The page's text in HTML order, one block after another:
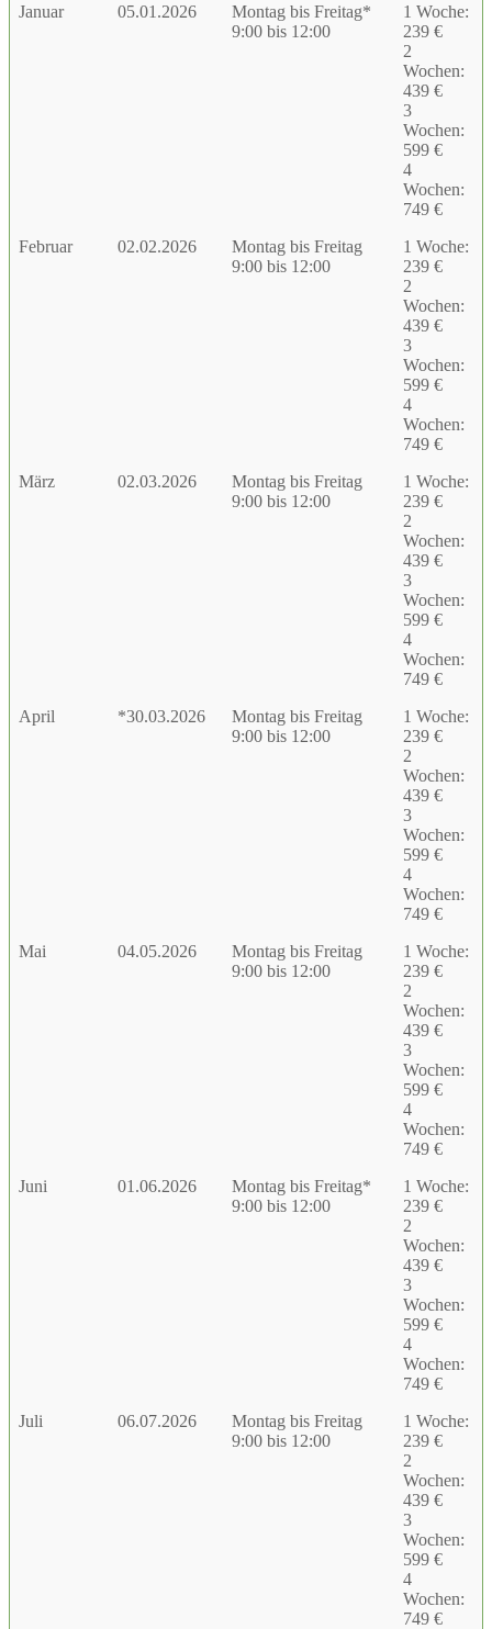
Januar
05.01.2026
Montag bis Freitag*
9:00 bis 12:00
1 Woche:
239 €
2
Wochen:
439 €
3
Wochen:
599 €
4
Wochen:
749 €
Februar
02.02.2026
Montag bis Freitag
9:00 bis 12:00
1 Woche:
239 €
2
Wochen:
439 €
3
Wochen:
599 €
4
Wochen:
749 €
März
02.03.2026
Montag bis Freitag
9:00 bis 12:00
1 Woche:
239 €
2
Wochen:
439 €
3
Wochen:
599 €
4
Wochen:
749 €
April
*30.03.2026
Montag bis Freitag
9:00 bis 12:00
1 Woche:
239 €
2
Wochen:
439 €
3
Wochen:
599 €
4
Wochen:
749 €
Mai
04.05.2026
Montag bis Freitag
9:00 bis 12:00
1 Woche:
239 €
2
Wochen:
439 €
3
Wochen:
599 €
4
Wochen:
749 €
Juni
01.06.2026
Montag bis Freitag*
9:00 bis 12:00
1 Woche:
239 €
2
Wochen:
439 €
3
Wochen:
599 €
4
Wochen:
749 €
Juli
06.07.2026
Montag bis Freitag
9:00 bis 12:00
1 Woche:
239 €
2
Wochen:
439 €
3
Wochen:
599 €
4
Wochen:
749 €